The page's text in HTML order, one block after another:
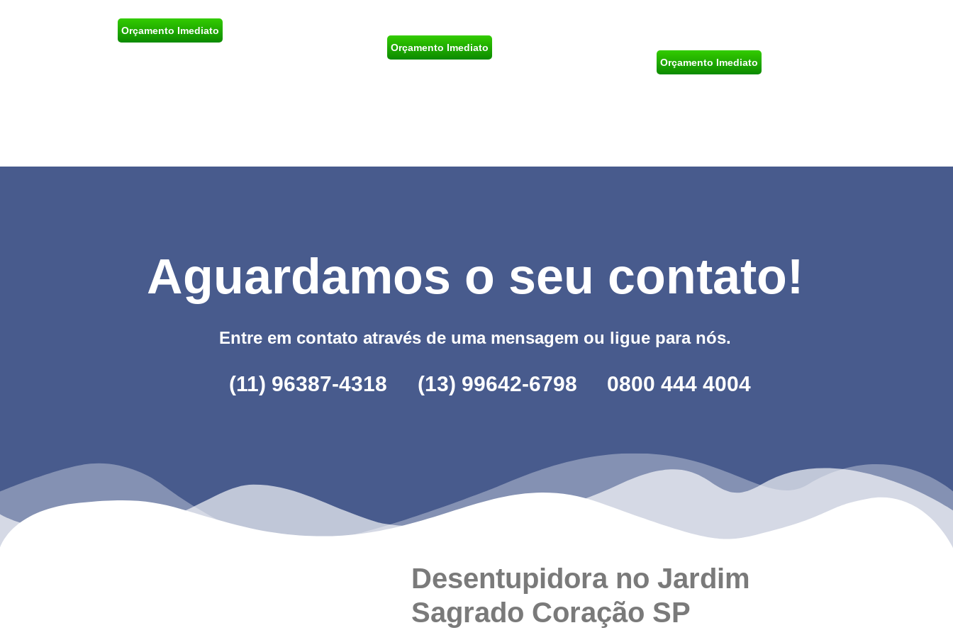
Orçamento Imediato
Orçamento Imediato
Orçamento Imediato
Aguardamos o seu contato!
Entre em contato através de uma mensagem ou ligue para nós.
(11) 96387-4318 (13) 99642-6798 0800 444 4004
Desentupidora no Jardim
Sagrado Coração SP